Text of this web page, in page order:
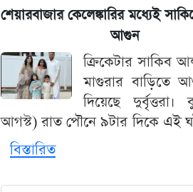
শেয়ারবাজার কেলেঙ্কারির মধ্যেই
আগুন
ক্রিকেটার সাকিব
মাগুরার বাড়িতে
দিয়েছে
আগস্ট) রাত পৌনে ৯টার দিকে এই
বিস্তারিত